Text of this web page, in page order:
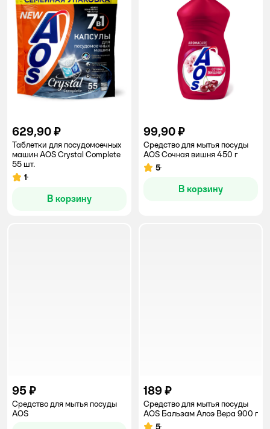
629,90 ₽
Таблетки для посудомоечных
машин AOS Crystal Complete
55 шт.
Рейтинг:
1
В корзину
99,90 ₽
Средство для мытья посуды
AOS Сочная вишня 450 г
Рейтинг:
5
В корзину
95 ₽
Средство для мытья посуды
AOS
189 ₽
Средство для мытья посуды
AOS Бальзам Алоэ Вера 900 г
5